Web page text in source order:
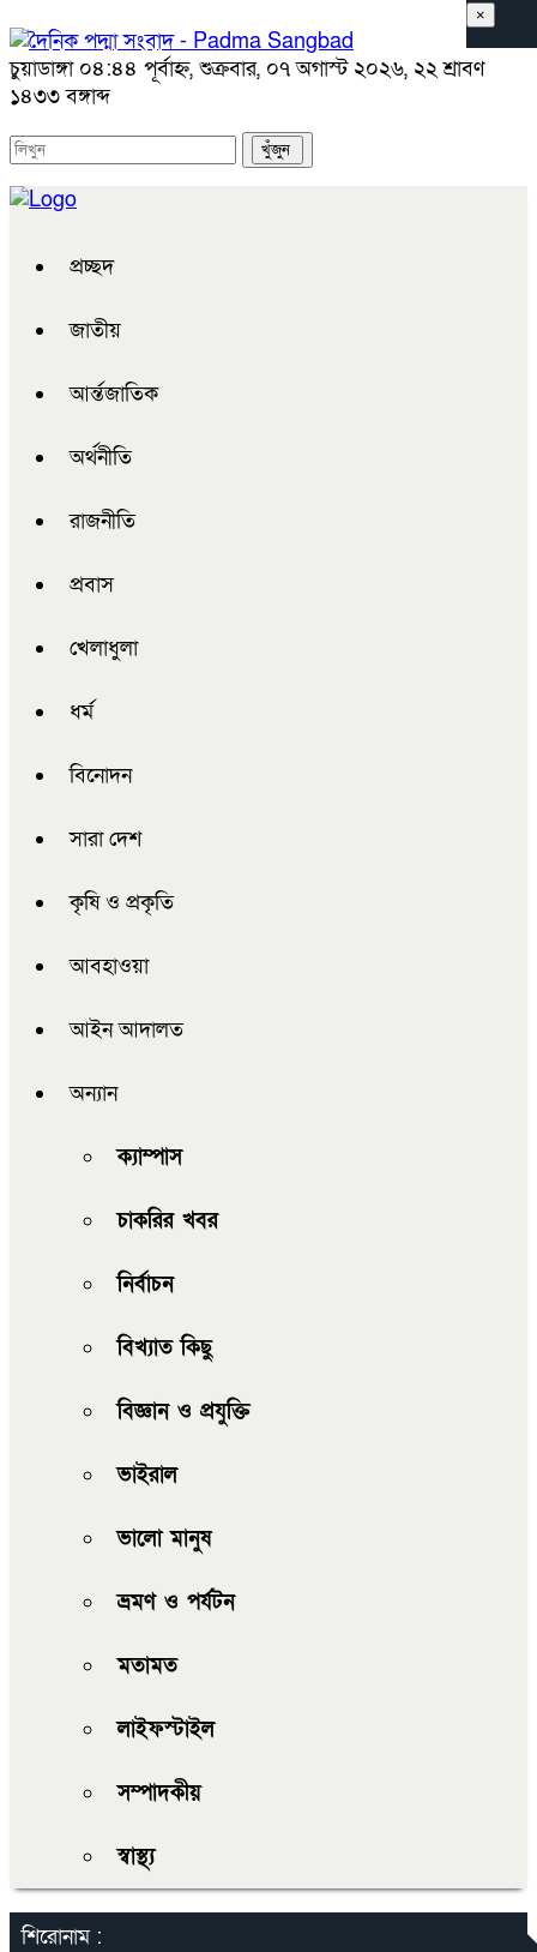
চুয়াডাঙ্গা ০৪:৪৪ পূর্বাহ্ন, শুক্রবার, ০৭ অগাস্ট ২০২৬, ২২ শ্রাবণ
১৪৩৩ বঙ্গাব্দ
প্রচ্ছদ
জাতীয়
আর্ন্তজাতিক
অর্থনীতি
রাজনীতি
প্রবাস
খেলাধুলা
ধর্ম
বিনোদন
সারা দেশ
কৃষি ও প্রকৃতি
আবহাওয়া
আইন আদালত
অন্যান
ক্যাম্পাস
চাকরির খবর
নির্বাচন
বিখ্যাত কিছু
বিজ্ঞান ও প্রযুক্তি
ভাইরাল
ভালো মানুষ
ভ্রমণ ও পর্যটন
মতামত
লাইফস্টাইল
সম্পাদকীয়
স্বাস্থ্য
শিরোনাম :
×